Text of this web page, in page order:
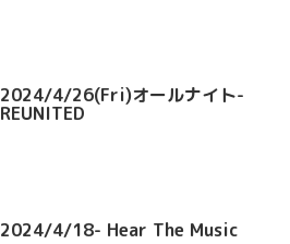
2024/4/26(Fri)オールナイト-
REUNITED
2024/4/18- Hear The Music